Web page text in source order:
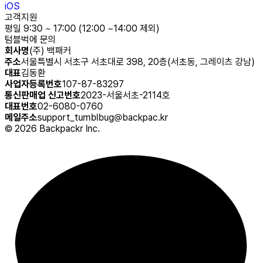
iOS
고객지원
평일 9:30 ~ 17:00 (12:00 ~14:00 제외)
텀블벅에 문의
회사명(주) 백패커
주소서울특별시 서초구 서초대로 398, 20층(서초동, 그레이츠 강남)
대표김동환
사업자등록번호107-87-83297
통신판매업 신고번호2023-서울서초-2114호
대표번호02-6080-0760
메일주소support_tumblbug@backpac.kr
© 2026 Backpackr Inc.